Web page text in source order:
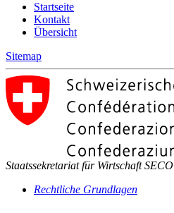
Startseite
Kontakt
Übersicht
Sitemap
Staatssekretariat für Wirtschaft SECO
Rechtliche Grundlagen